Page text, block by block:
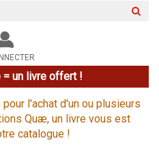
le
site
= un livre offert !
pour l'achat d'un ou plusieurs
Quæ, un livre vous est
catalogue !